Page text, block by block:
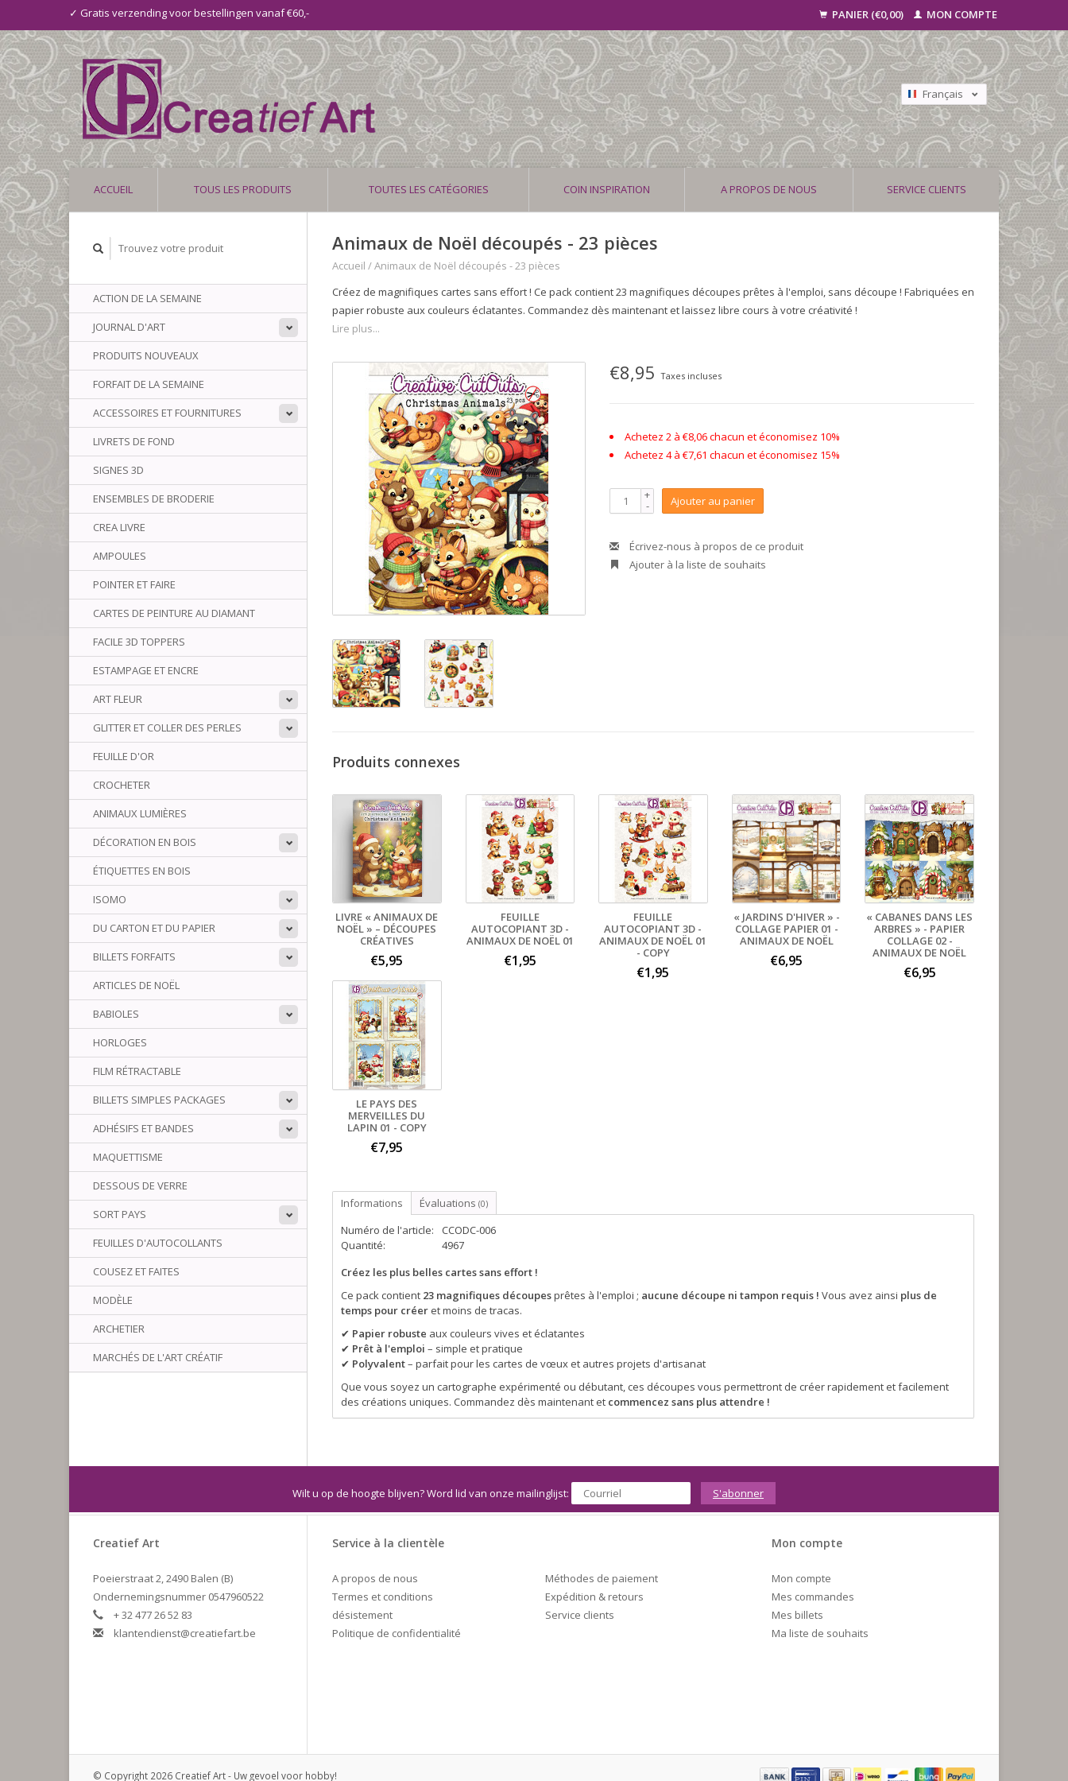
✓ Gratis verzending voor bestellingen vanaf €60,- PANIER (€0,00) MON COMPTE
Français
Nederlands
Deutsch
ACCUEIL TOUS LES PRODUITS TOUTES LES CATÉGORIES COIN INSPIRATION A PROPOS DE NOUS SERVICE CLIENTS
ACTION DE LA SEMAINE
JOURNAL D'ART
PRODUITS NOUVEAUX
FORFAIT DE LA SEMAINE
ACCESSOIRES ET FOURNITURES
LIVRETS DE FOND
SIGNES 3D
ENSEMBLES DE BRODERIE
CREA LIVRE
AMPOULES
POINTER ET FAIRE
CARTES DE PEINTURE AU DIAMANT
FACILE 3D TOPPERS
ESTAMPAGE ET ENCRE
ART FLEUR
GLITTER ET COLLER DES PERLES
FEUILLE D'OR
CROCHETER
ANIMAUX LUMIÈRES
DÉCORATION EN BOIS
ÉTIQUETTES EN BOIS
ISOMO
DU CARTON ET DU PAPIER
BILLETS FORFAITS
ARTICLES DE NOËL
BABIOLES
HORLOGES
FILM RÉTRACTABLE
BILLETS SIMPLES PACKAGES
ADHÉSIFS ET BANDES
MAQUETTISME
DESSOUS DE VERRE
SORT PAYS
FEUILLES D'AUTOCOLLANTS
COUSEZ ET FAITES
MODÈLE
ARCHETIER
MARCHÉS DE L'ART CRÉATIF
Animaux de Noël découpés - 23 pièces
Accueil /Animaux de Noël découpés - 23 pièces
Créez de magnifiques cartes sans effort ! Ce pack contient 23 magnifiques découpes prêtes à l'emploi, sans découpe ! Fabriquées en
papier robuste aux couleurs éclatantes. Commandez dès maintenant et laissez libre cours à votre créativité !
Lire plus...
€8,95Taxes incluses
Achetez 2 à €8,06 chacun et économisez 10%
Achetez 4 à €7,61 chacun et économisez 15%
+
- Ajouter au panier
Écrivez-nous à propos de ce produit
Ajouter à la liste de souhaits
Produits connexes
LIVRE « ANIMAUX DE
NOËL » – DÉCOUPES
CRÉATIVES
€5,95
FEUILLE
AUTOCOPIANT 3D -
ANIMAUX DE NOËL 01
€1,95
FEUILLE
AUTOCOPIANT 3D -
ANIMAUX DE NOËL 01
- COPY
€1,95
« JARDINS D'HIVER » -
COLLAGE PAPIER 01 -
ANIMAUX DE NOËL
€6,95
« CABANES DANS LES
ARBRES » - PAPIER
COLLAGE 02 -
ANIMAUX DE NOËL
€6,95
LE PAYS DES
MERVEILLES DU
LAPIN 01 - COPY
€7,95
Informations Évaluations (0)
Numéro de l'article:
CCODC-006
Quantité:
4967
Créez les plus belles cartes sans effort !
Ce pack contient 23 magnifiques découpesprêtes à l'emploi ; aucune découpe ni tampon requis ! Vous avez ainsi plus de
temps pour créer et moins de tracas.
✔ Papier robuste aux couleurs vives et éclatantes
✔ Prêt à l'emploi – simple et pratique
✔ Polyvalent– parfait pour les cartes de vœux et autres projets d'artisanat
Que vous soyez un cartographe expérimenté ou débutant, ces découpes vous permettront de créer rapidement et facilement
des créations uniques. Commandez dès maintenant et commencez sans plus attendre !
Wilt u op de hoogte blijven? Word lid van onze mailinglijst: S'abonner
Creatief Art
Poeierstraat 2, 2490 Balen (B)
Ondernemingsnummer 0547960522
+ 32 477 26 52 83
klantendienst@creatiefart.be
Service à la clientèle
A propos de nous
Termes et conditions
désistement
Politique de confidentialité
Méthodes de paiement
Expédition & retours
Service clients
Mon compte
Mon compte
Mes commandes
Mes billets
Ma liste de souhaits
© Copyright 2026 Creatief Art - Uw gevoel voor hobby!